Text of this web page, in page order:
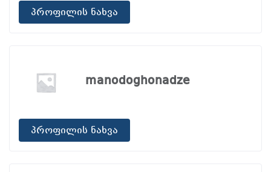
პროფილის ნახვა
manodoghonadze
პროფილის ნახვა